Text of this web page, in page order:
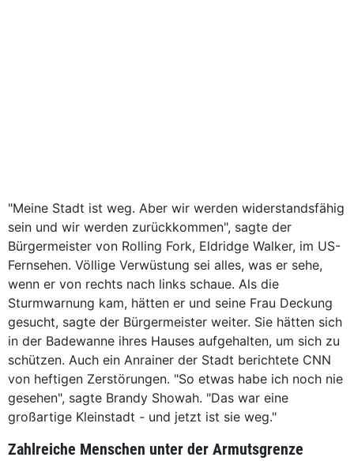
"Meine Stadt ist weg. Aber wir werden widerstandsfähig
sein und wir werden zurückkommen", sagte der
Bürgermeister von Rolling Fork, Eldridge Walker, im US-
Fernsehen. Völlige Verwüstung sei alles, was er sehe,
wenn er von rechts nach links schaue. Als die
Sturmwarnung kam, hätten er und seine Frau Deckung
gesucht, sagte der Bürgermeister weiter. Sie hätten sich
in der Badewanne ihres Hauses aufgehalten, um sich zu
schützen. Auch ein Anrainer der Stadt berichtete CNN
von heftigen Zerstörungen. "So etwas habe ich noch nie
gesehen", sagte Brandy Showah. "Das war eine
großartige Kleinstadt - und jetzt ist sie weg."
Zahlreiche Menschen unter der Armutsgrenze